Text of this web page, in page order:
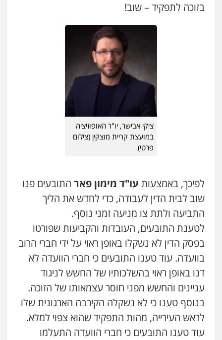
בזוכה לתפקיד – שוב!
ציקי אבישר, יו"ר האופוזיציה
במועצת קריית מוצקין (צילום
פרטי)
לפיכך, באמצעות עו"ד מימון פאר התובעים פנו
שוב לבית הדין לעבודה, כדי לחדש את הליך
התביעה ולתת צו מניעה זמני נוסף.
לטענת התובעים, העובדות והקביעות שפורטו
בפסק הדין לא נשקלו באופן ראוי על ידי חברי הרוב
בוועדה. עוד טענו התובעים כי חברי הוועדה לא
דנו באופן ראוי בהשלכותיו של החשש לניגוד
עניינים והחשש מפני חוסר עצמאותו של הזוכה.
בנוסף טענו כי לא נשקלה הקירבה הארגונית שלו
לראש העירייה, מהות התפקיד שהוא צפוי למלא.
עוד טענו התובעים כי חברי הוועדה התעלמו